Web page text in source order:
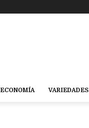
ECONOMÍA VARIEDADES